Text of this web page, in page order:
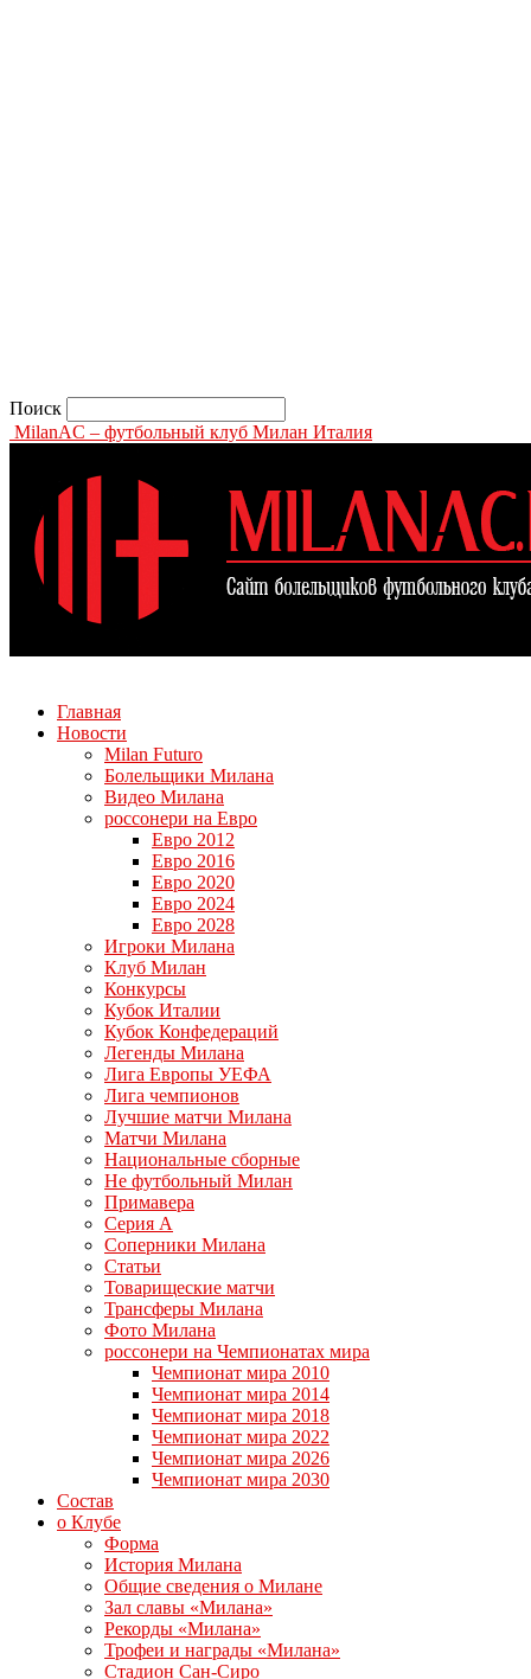
Поиск
MilanAC – футбольный клуб Милан Италия
Главная
Новости
Milan Futuro
Болельщики Милана
Видео Милана
россонери на Евро
Евро 2012
Евро 2016
Евро 2020
Евро 2024
Евро 2028
Игроки Милана
Клуб Милан
Конкурсы
Кубок Италии
Кубок Конфедераций
Легенды Милана
Лига Европы УЕФА
Лига чемпионов
Лучшие матчи Милана
Матчи Милана
Национальные сборные
Не футбольный Милан
Примавера
Серия А
Соперники Милана
Статьи
Товарищеские матчи
Трансферы Милана
Фото Милана
россонери на Чемпионатах мира
Чемпионат мира 2010
Чемпионат мира 2014
Чемпионат мира 2018
Чемпионат мира 2022
Чемпионат мира 2026
Чемпионат мира 2030
Состав
о Клубе
Форма
История Милана
Общие сведения о Милане
Зал славы «Милана»
Рекорды «Милана»
Трофеи и награды «Милана»
Стадион Сан-Сиро